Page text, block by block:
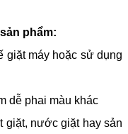
phẩm:
giặt máy hoặc sử dụng
dễ phai màu khác
giặt, nước giặt hay sản